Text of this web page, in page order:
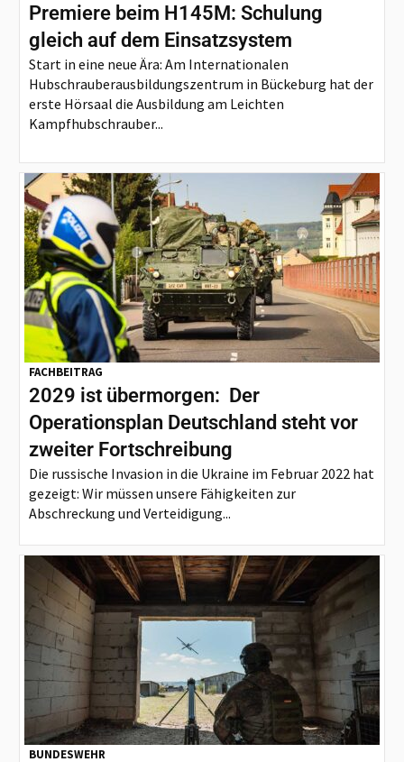
Premiere beim H145M: Schulung
gleich auf dem Einsatzsystem
Start in eine neue Ära: Am Internationalen
Hubschrauberausbildungszentrum in Bückeburg hat der
erste Hörsaal die Ausbildung am Leichten
Kampfhubschrauber...
FACHBEITRAG
2029 ist übermorgen: Der
Operationsplan Deutschland steht vor
zweiter Fortschreibung
Die russische Invasion in die Ukraine im Februar 2022 hat
gezeigt: Wir müssen unsere Fähigkeiten zur
Abschreckung und Verteidigung...
BUNDESWEHR